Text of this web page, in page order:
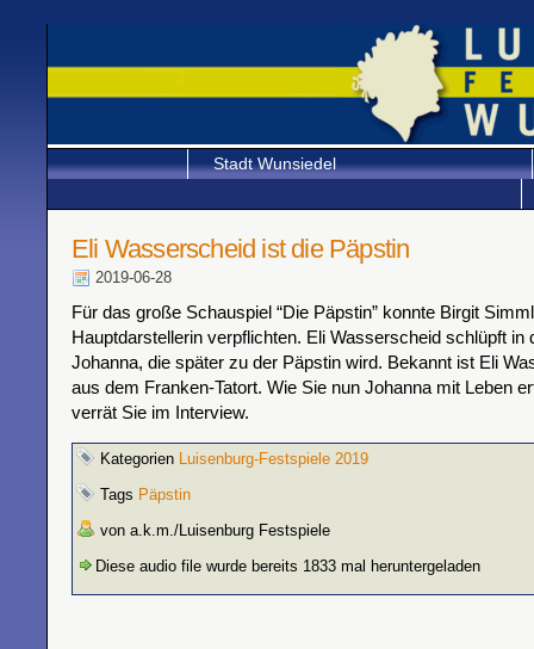
Stadt Wunsiedel
Eli Wasserscheid ist die Päpstin
2019-06-28
Für das große Schauspiel “Die Päpstin” konnte Birgit
Hauptdarstellerin verpflichten. Eli Wasserscheid schlüpft in
Johanna, die später zu der Päpstin wird. Bekannt ist Eli
aus dem Franken-Tatort. Wie Sie nun Johanna mit Leben
verrät Sie im Interview.
Kategorien Luisenburg-Festspiele 2019
Tags Päpstin
von a.k.m./Luisenburg Festspiele
Diese audio file wurde bereits 1833 mal heruntergeladen